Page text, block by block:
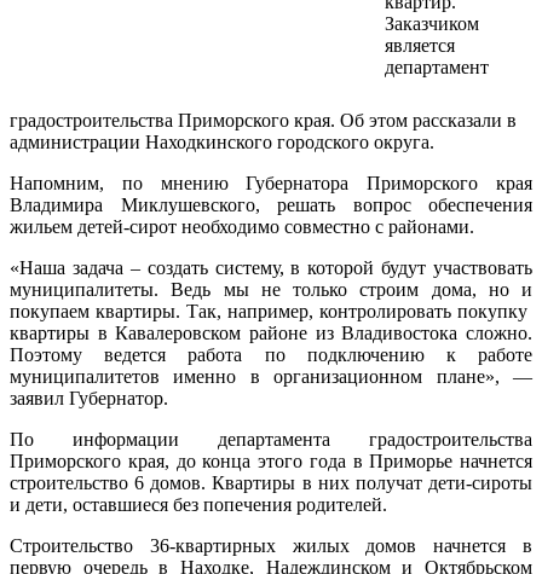
Заказчиком
является
департамент
градостроительства Приморского края. Об этом рассказали в
администрации Находкинского городского округа.
Напомним, по мнению Губернатора Приморского края
Владимира Миклушевского, решать вопрос обеспечения
жильем детей-сирот необходимо совместно с районами.
«Наша задача – создать систему, в которой будут участвовать
муниципалитеты. Ведь мы не только строим дома, но и
покупаем квартиры. Так, например, контролировать покупку
квартиры в Кавалеровском районе из Владивостока сложно.
Поэтому ведется работа по подключению к работе
муниципалитетов именно в организационном плане», —
заявил Губернатор.
По информации департамента градостроительства
Приморского края, до конца этого года в Приморье начнется
строительство 6 домов. Квартиры в них получат дети-сироты
и дети, оставшиеся без попечения родителей.
Строительство 36-квартирных жилых домов начнется в
первую очередь в Находке, Надеждинском и Октябрьском